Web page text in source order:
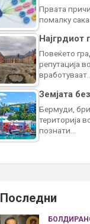
Првата
помалку
Најгрдиот
Повеќето
репутација
вработуваат…
Земјата
Бермуди,
територија
познати…
Последни